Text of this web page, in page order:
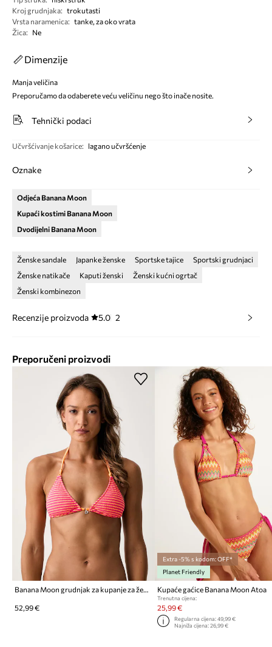
Kroj grudnjaka: trokutasti
Vrsta naramenica: tanke, za oko vrata
Žica: Ne
Dimenzije
Manja veličina
Preporučamo da odaberete veću veličinu nego što inače nosite.
Tehnički podaci
Učvršćivanje košarice: lagano učvršćenje
Oznake
Odjeća Banana Moon
Kupaći kostimi Banana Moon
Dvodijelni Banana Moon
Ženske sandale Japanke ženske Sportske tajice
Sportski grudnjaci
Ženske natikače
Kaputi ženski
Ženski kućni ogrtač
Ženski kombinezon
Recenzije proizvoda 5.0 2
Preporučeni proizvodi
Banana Moon grudnjak za kupanje za žene CALYPSEA
52,99 €
Extra -5% s kodom: OFF*
Planet Friendly
Kupaće gaćice Banana Moon Atoa
Trenutna cijena:
25,99 €
Regularna cijena: 49,99 €
Najniža cijena: 26,99 €